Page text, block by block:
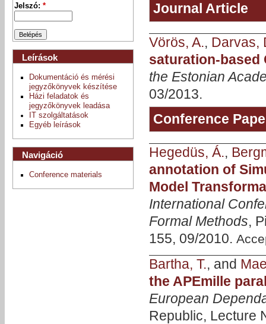
Journal Article
Vörös, A., Darvas,
saturation-based
the Estonian
03/2013.
Conference
Hegedüs, Á.,
annotation of
Model
International
Formal Methods,
155, 09/2010.
Bartha, T., and
the APEmille
European
Republic, Lecture
Jelszó:*
Leírások
Dokumentáció és mérési
jegyzőkönyvek készítése
Házi feladatok és
jegyzőkönyvek leadása
IT szolgáltatások
Egyéb leírások
Navigáció
Conference materials